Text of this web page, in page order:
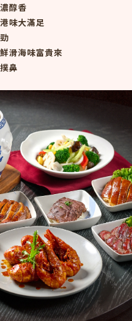
醇香
味大滿足
滑海味富貴來
鼻